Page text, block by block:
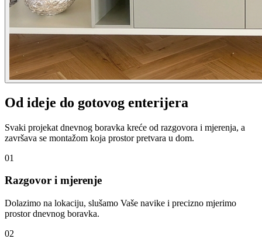
Od ideje do gotovog enterijera
Svaki projekat dnevnog boravka kreće od razgovora i mjerenja, a
završava se montažom koja prostor pretvara u dom.
01
Razgovor i mjerenje
Dolazimo na lokaciju, slušamo Vaše navike i precizno mjerimo
prostor dnevnog boravka.
02